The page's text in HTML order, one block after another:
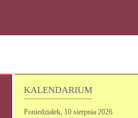
KALENDARIUM
Poniedziałek, 10 sierpnia 2026